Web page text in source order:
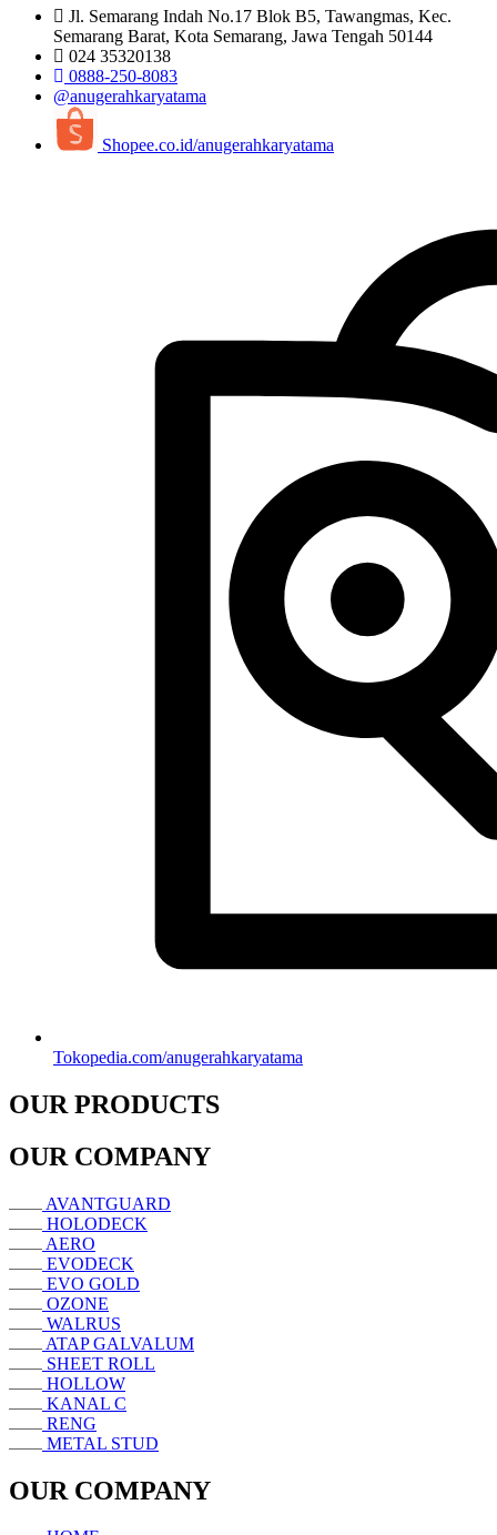
Jl. Semarang Indah No.17 Blok B5, Tawangmas, Kec.
Semarang Barat, Kota Semarang, Jawa Tengah 50144
024 35320138
0888-250-8083
@anugerahkaryatama
Shopee.co.id/anugerahkaryatama
Tokopedia.com/anugerahkaryatama
OUR PRODUCTS
OUR COMPANY
AVANTGUARD
HOLODECK
AERO
EVODECK
EVO GOLD
OZONE
WALRUS
ATAP GALVALUM
SHEET ROLL
HOLLOW
KANAL C
RENG
METAL STUD
OUR COMPANY